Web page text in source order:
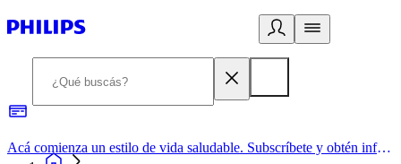
Acá comienza un estilo de vida saludable. Subscríbete y obtén información de primera mano